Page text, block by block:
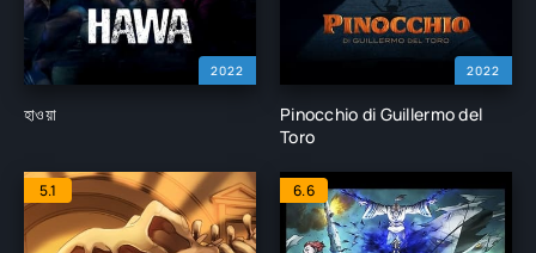
2022
হাওয়া
2022
Pinocchio di Guillermo del
Toro
5.1 6.6